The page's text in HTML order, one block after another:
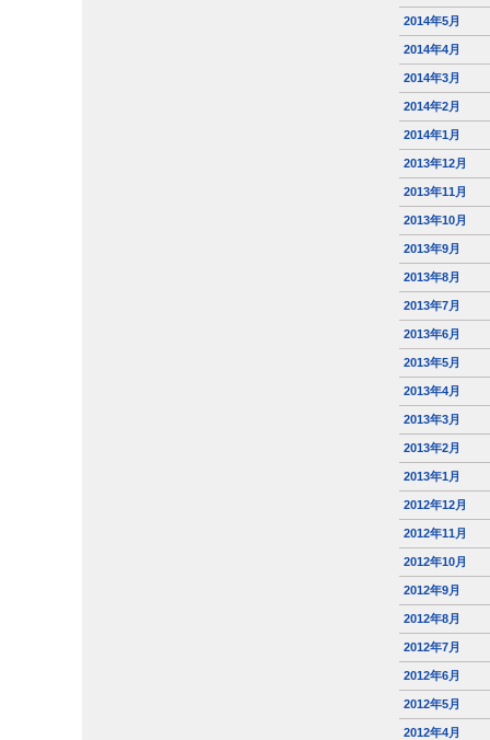
2014年5月
2014年4月
2014年3月
2014年2月
2014年1月
2013年12月
2013年11月
2013年10月
2013年9月
2013年8月
2013年7月
2013年6月
2013年5月
2013年4月
2013年3月
2013年2月
2013年1月
2012年12月
2012年11月
2012年10月
2012年9月
2012年8月
2012年7月
2012年6月
2012年5月
2012年4月